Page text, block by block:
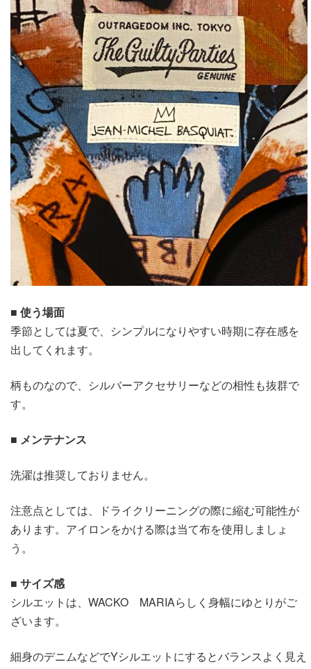
■ 使う場面
季節としては夏で、シンプルになりやすい時期に存在感を
出してくれます。
柄ものなので、シルバーアクセサリーなどの相性も抜群で
す。
■ メンテナンス
洗濯は推奨しておりません。
注意点としては、ドライクリーニングの際に縮む可能性が
あります。アイロンをかける際は当て布を使用しましょ
う。
■ サイズ感
シルエットは、WACKO MARIAらしく身幅にゆとりがご
ざいます。
細身のデニムなどでYシルエットにするとバランスよく見え